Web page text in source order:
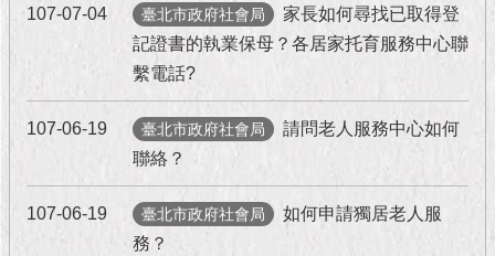
館
現
臺
活
107-07-04 臺北市政府社會局
家長如何尋找已取得登
記證書的執業保母？各居家托育服務中心聯
繫電話?
107-06-19 臺北市政府社會局
請問老人服務中心如何
聯絡？
107-06-19 臺北市政府社會局
如何申請獨居老人服
務？